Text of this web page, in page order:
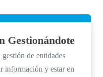
Gestionándote
de entidades
información y estar en